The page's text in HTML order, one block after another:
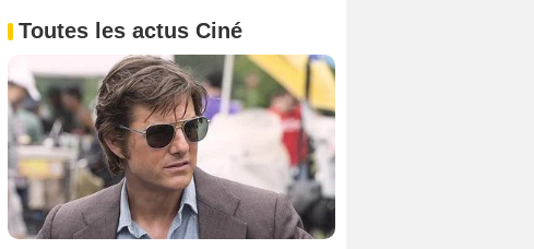
Toutes les actus Ciné